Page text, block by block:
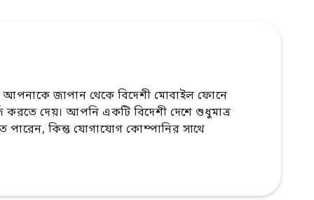
জাপান থেকে বিদেশী মোবাইল ফোনে
করতে দেয়। আপনি একটি বিদেশী দেশে শুধুমাত্র
কিন্তু যোগাযোগ কোম্পানির সাথে